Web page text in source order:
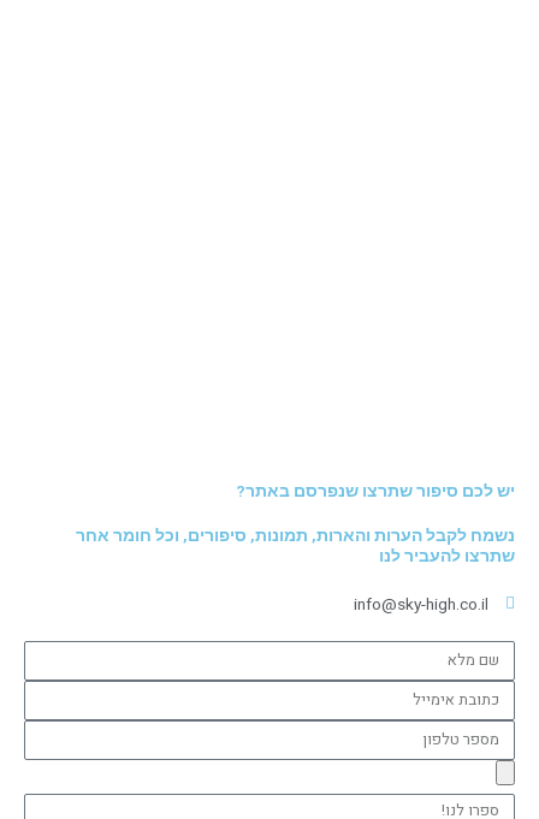
יש לכם סיפור שתרצו שנפרסם באתר?
נשמח לקבל הערות והארות, תמונות, סיפורים, וכל חומר אחר
שתרצו להעביר לנו
info@sky-high.co.il
שם
מלא
כתובת
אימייל
מספר
טלפון
ספרו